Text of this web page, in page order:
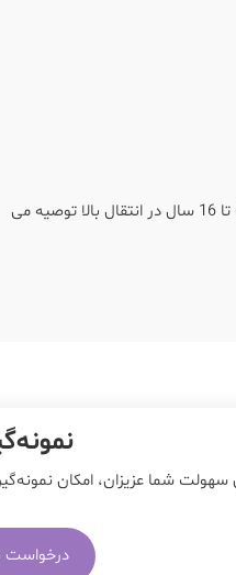
تاکنون یک واکسن (QDenga) در برخی کشورها تایید و مجوز گرفته است. با این حال، فقط برای گروه سنی 6 تا 16 سال در انتقال بالا توصیه می
سهولت شما عزیزان، امکان
درخواست